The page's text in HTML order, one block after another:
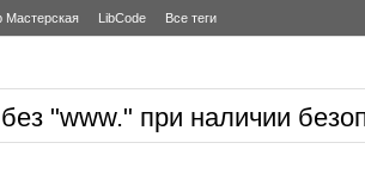
Мастерская LibCode Все теги
"www." при наличии